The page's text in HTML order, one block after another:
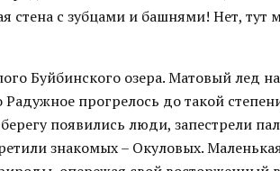
стена с зубцами и башнями! Нет, тут
Буйбинского озера. Матовый лед
Радужное прогрелось до такой
появились люди, запестрели
знакомых – Окуловых.